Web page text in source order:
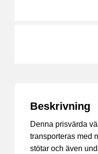
Beskrivning
Denna prisvärda
transporteras med
stötar och även